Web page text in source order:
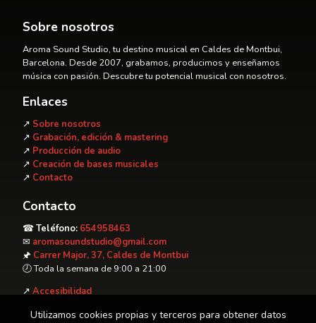
Sobre nosotros
Aroma Sound Studio, tu destino musical en Caldes de Montbui,
Barcelona. Desde 2007, grabamos, producimos y enseñamos
música con pasión. Descubre tu potencial musical con nosotros.
Enlaces
↗ Sobre nosotros
↗ Grabación, edición & mastering
↗ Producción de audio
↗ Creación de bases musicales
↗ Contacto
Contacto
☎Teléfono: 654958463
✉ aromasoundstudio@gmail.com
🖈 Carrer Major, 37, Caldes de Montbui
🕗︎ Toda la semana de 9:00 a 21:00
↗ Accesibilidad
Utilizamos cookies propias y terceros para obtener datos